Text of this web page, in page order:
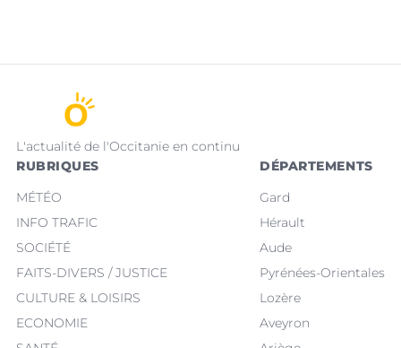
L'actualité de l'Occitanie en continu
RUBRIQUES
MÉTÉO
INFO TRAFIC
SOCIÉTÉ
FAITS-DIVERS / JUSTICE
CULTURE & LOISIRS
ECONOMIE
DÉPARTEMENTS
Gard
Hérault
Aude
Pyrénées-Orientales
Lozère
Aveyron